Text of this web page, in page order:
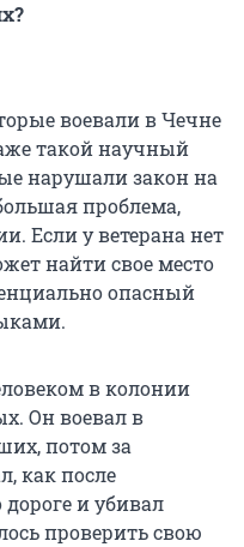
воевали в Чечне
такой научный
нарушали закон на
проблема,
Если у ветерана нет
найти свое место
опасный
в колонии
Он воевал в
потом за
как после
и убивал
проверить свою